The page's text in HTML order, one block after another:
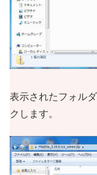
表示されたフォル
クします。